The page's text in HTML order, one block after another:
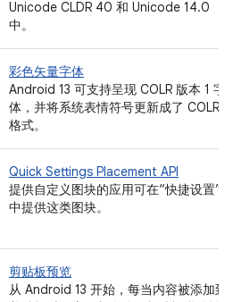
Unicode CLDR 40 和 Unicode 14.0
中。
彩色矢量字体
Android 13 可支持呈现 COLR 版本 1 字
体，并将系统表情符号更新成了 COLRv1
格式。
Quick Settings Placement API
提供自定义图块的应用可在“快捷设置”
中提供这类图块。
剪贴板预览
从 Android 13 开始，每当内容被添加到